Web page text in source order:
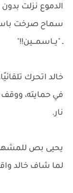
الدموع نزلت
سماح صرخت
ـ "يــاسمـــين!!"
خالد اتحرك
في حمايته، ووقف
نار.
يحيى بص
لما شاف خالد